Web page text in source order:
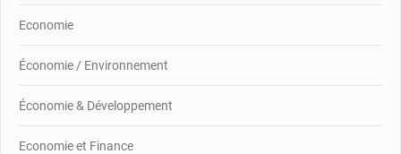
Economie
Économie / Environnement
Économie & Développement
Economie et Finance